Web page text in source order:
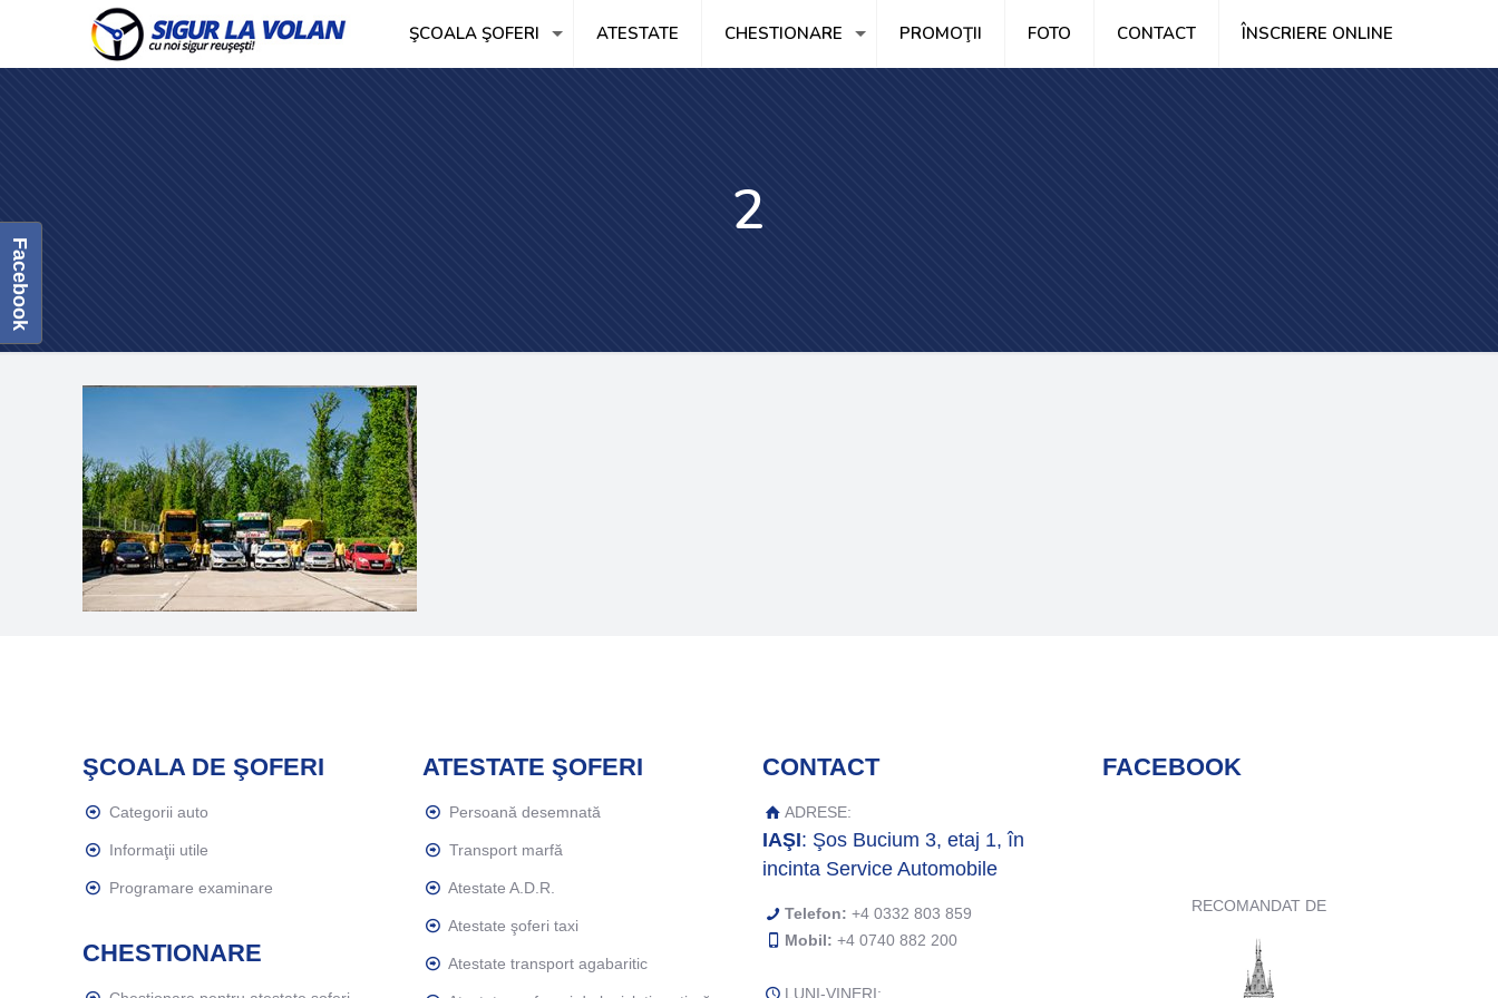
ŞCOALA ŞOFERI ATESTATE CHESTIONARE PROMOŢII FOTO CONTACT ÎNSCRIERE ONLINE
2
ŞCOALA DE ŞOFERI
Categorii auto
Informaţii utile
Programare examinare
CHESTIONARE
ATESTATE ŞOFERI
Persoană desemnată
Transport marfă
Atestate A.D.R.
Atestate şoferi taxi
Atestate transport agabaritic
CONTACT
ADRESE:
IAŞI: Şos Bucium 3, etaj 1, în
incinta Service Automobile
Telefon: +4 0332 803 859
Mobil: +4 0740 882 200
LUNI-VINERI:
FACEBOOK
RECOMANDAT DE
Facebook